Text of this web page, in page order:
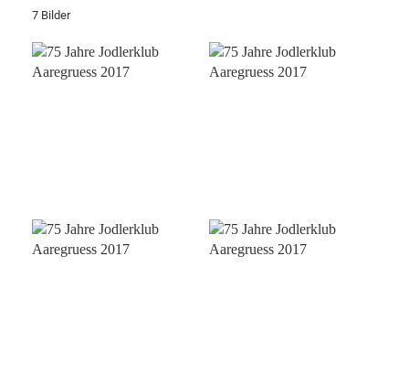
7 Bilder